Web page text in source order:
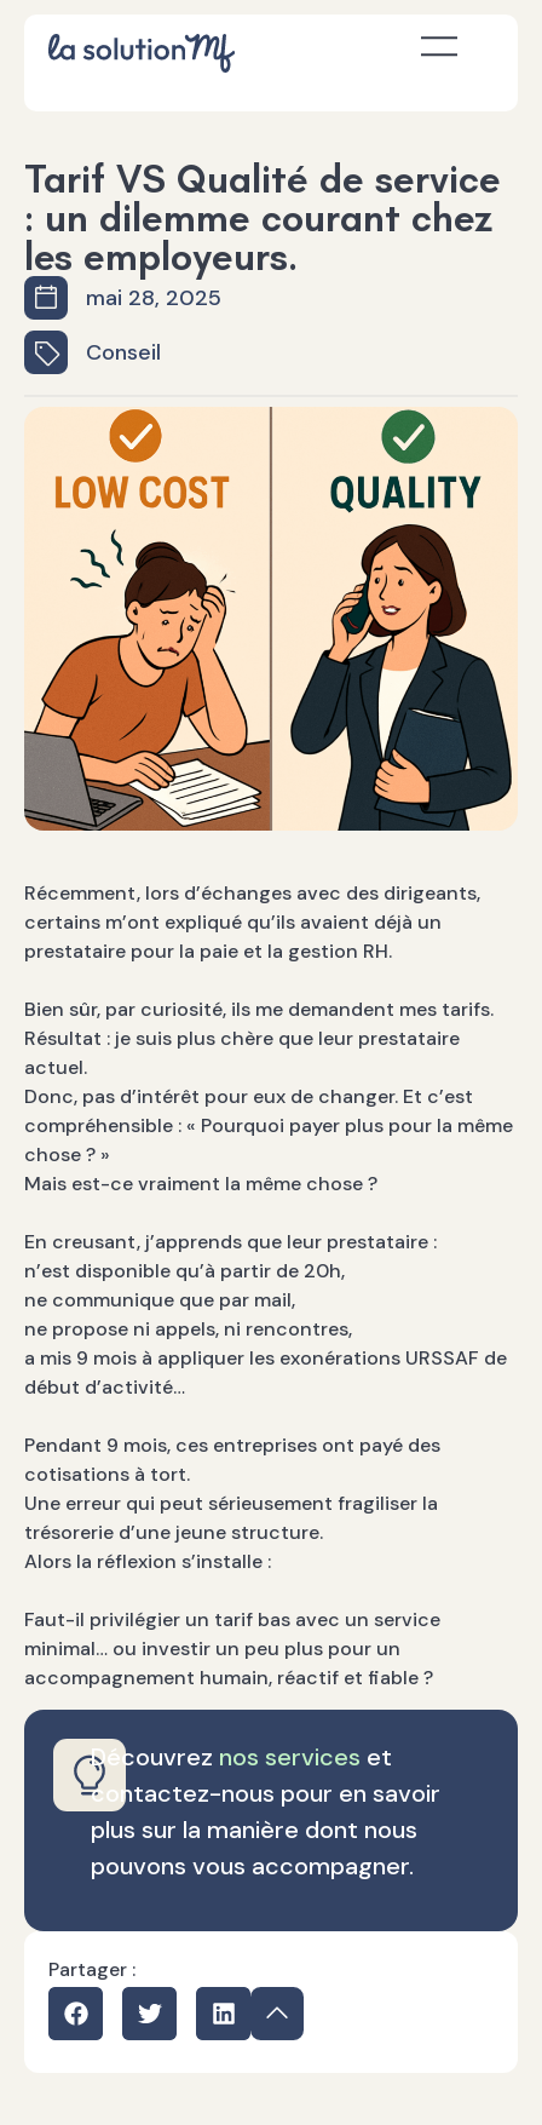
Tarif VS Qualité de service
: un dilemme courant chez
les employeurs.
mai 28, 2025
Conseil
Partager :
Récemment, lors d’échanges avec des dirigeants,
certains m’ont expliqué qu’ils avaient déjà un
prestataire pour la paie et la gestion RH.
Bien sûr, par curiosité, ils me demandent mes tarifs.
Résultat : je suis plus chère que leur prestataire
actuel.
Donc, pas d’intérêt pour eux de changer. Et c’est
compréhensible : « Pourquoi payer plus pour la même
chose ? »
Mais est-ce vraiment la même chose ?
En creusant, j’apprends que leur prestataire :
n’est disponible qu’à partir de 20h,
ne communique que par mail,
ne propose ni appels, ni rencontres,
a mis 9 mois à appliquer les exonérations URSSAF de
début d’activité…
Pendant 9 mois, ces entreprises ont payé des
cotisations à tort.
Une erreur qui peut sérieusement fragiliser la
trésorerie d’une jeune structure.
Alors la réflexion s’installe :
Faut-il privilégier un tarif bas avec un service
minimal… ou investir un peu plus pour un
accompagnement humain, réactif et fiable ?
Découvrez nos services et
contactez-nous pour en savoir
plus sur la manière dont nous
pouvons vous accompagner.